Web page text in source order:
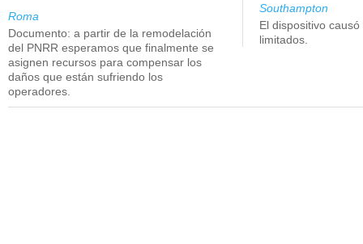
Roma
Documento: a partir de la remodelación
del PNRR esperamos que finalmente se
asignen recursos para compensar los
daños que están sufriendo los
operadores.
Southampton
El dispositivo
limitados.